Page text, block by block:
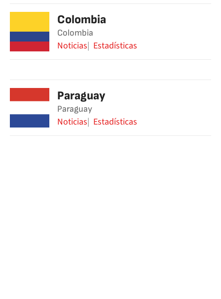
Colombia
Colombia
Noticias Estadísticas
Paraguay
Paraguay
Noticias Estadísticas